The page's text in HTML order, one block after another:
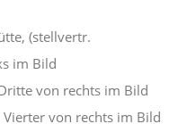
(stellvertr.
im Bild
von rechts im Bild
von rechts im Bild